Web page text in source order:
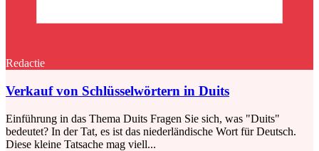
Redactie
Verkauf von Schlüsselwörtern in Duits
Einführung in das Thema Duits Fragen Sie sich, was "Duits"
bedeutet? In der Tat, es ist das niederländische Wort für Deutsch.
Diese kleine Tatsache mag viell...